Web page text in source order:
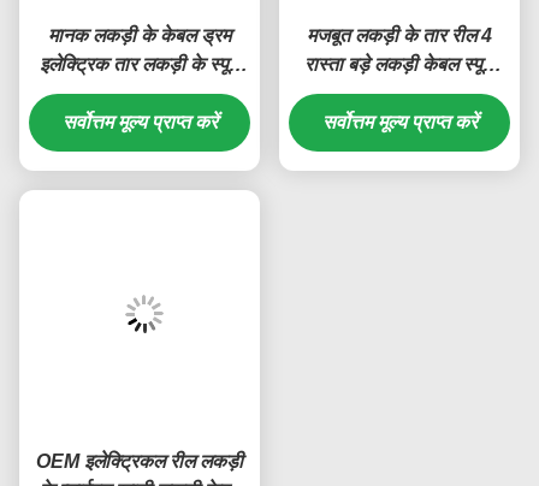
मानक लकड़ी के केबल ड्रम
इलेक्ट्रिक तार लकड़ी के स्पूल
मजबूत भार क्षमता
सर्वोत्तम मूल्य प्राप्त करें
मजबूत लकड़ी के तार रील 4
रास्ता बड़े लकड़ी केबल स्पूल
टिकाऊ
सर्वोत्तम मूल्य प्राप्त करें
OEM इलेक्ट्रिकल रील लकड़ी